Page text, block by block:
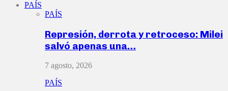
PAÍS
PAÍS
Represión, derrota y retroceso: Milei
salvó apenas una…
7 agosto, 2026
PAÍS